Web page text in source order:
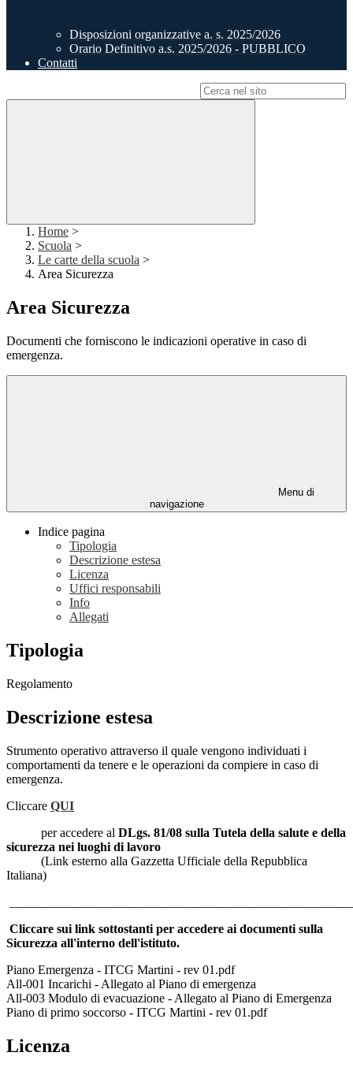
Disposizioni organizzative a. s. 2025/2026
Orario Definitivo a.s. 2025/2026 - PUBBLICO
Contatti
Home >
Scuola >
Le carte della scuola >
Area Sicurezza
Area Sicurezza
Documenti che forniscono le indicazioni operative in caso di
emergenza.
Menu di
navigazione
Indice pagina
Tipologia
Descrizione estesa
Licenza
Uffici responsabili
Info
Allegati
Tipologia
Regolamento
Descrizione estesa
Strumento operativo attraverso il quale vengono individuati i
comportamenti da tenere e le operazioni da compiere in caso di
emergenza.
Cliccare QUI
per accedere al DLgs. 81/08 sulla Tutela della salute e della
sicurezza nei luoghi di lavoro
(Link esterno alla Gazzetta Ufficiale della Repubblica
Italiana)
Cliccare sui link sottostanti per accedere ai documenti sulla
Sicurezza all'interno dell'istituto.
Piano Emergenza - ITCG Martini - rev 01.pdf
All-001 Incarichi - Allegato al Piano di emergenza
All-003 Modulo di evacuazione - Allegato al Piano di Emergenza
Piano di primo soccorso - ITCG Martini - rev 01.pdf
Licenza